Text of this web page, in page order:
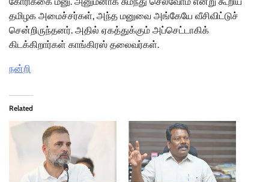
தமிழக அமைச்சர்கள், அந்த மனுவை அங்கேயே வீசிவிட்டுச்
சென்றிருந்தனர். அதில் ஏகத்துக்கும் அப்செட்டாகிக்
கிடக்கிறார்கள் காங்கிரஸ் தலைவர்கள்.
நன்றி
Related